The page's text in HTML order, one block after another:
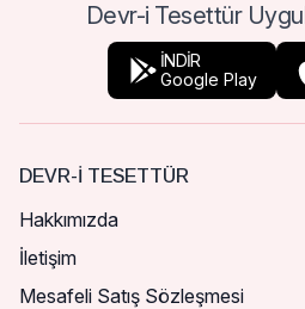
Devr-i Tesettür
İNDİR
Google Play
DEVR-I TESETTÜR
Hakkımızda
İletişim
Mesafeli Satış Sözleşmesi